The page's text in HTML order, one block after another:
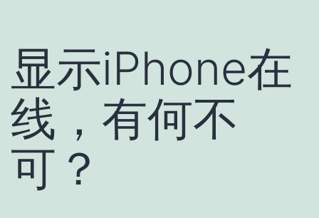
显示iPhone在
线，有何不
可？